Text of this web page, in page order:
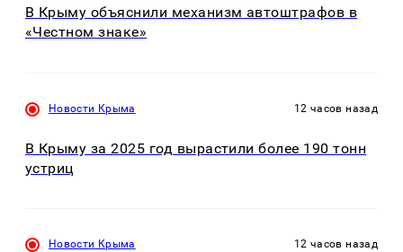
В Крыму объяснили механизм автоштрафов в
«Честном знаке»
Новости Крыма 12 часов назад
В Крыму за 2025 год вырастили более 190 тонн
устриц
Новости Крыма 12 часов назад